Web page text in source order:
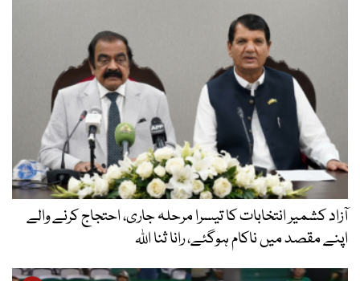
آزاد کشمیر انتخابات کا تیسرا مرحلہ جاری، احتجاج کرنے والے
اپنے مقصد میں ناکام ہوگئے، رانا ثنا اللہ